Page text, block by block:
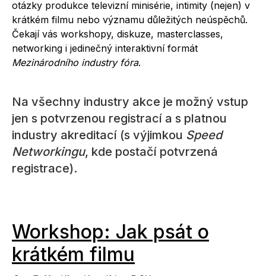
otázky produkce televizní minisérie, intimity (nejen) v
krátkém filmu nebo významu důležitých neúspěchů.
Čekají vás workshopy, diskuze, masterclasses,
networking i jedinečný interaktivní formát
Mezinárodního industry fóra.
Na všechny industry akce je možný vstup
jen s potvrzenou registrací a s platnou
industry akreditací (s výjimkou Speed
Networkingu, kde postačí potvrzená
registrace).
Workshop: Jak psát o
krátkém filmu